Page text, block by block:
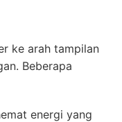
ke arah tampilan
Beberapa
energi yang